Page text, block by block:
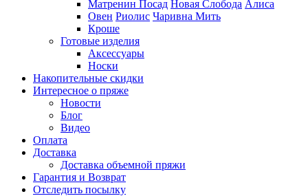
Матренин Посад Новая Слобода Алиса
Овен Риолис Чаривна Мить
Кроше
Готовые изделия
Аксессуары
Носки
Накопительные скидки
Интересное о пряже
Новости
Блог
Видео
Оплата
Доставка
Доставка объемной пряжи
Гарантия и Возврат
Отследить посылку